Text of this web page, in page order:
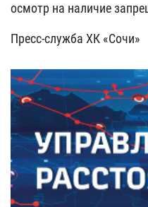
осмотр на наличие
Пресс-служба ХК «Сочи»